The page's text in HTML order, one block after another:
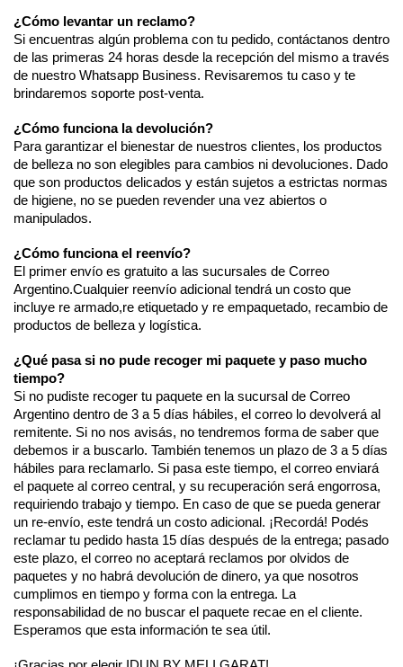
¿Cómo levantar un reclamo?
Si encuentras algún problema con tu pedido, contáctanos dentro
de las primeras 24 horas desde la recepción del mismo a través
de nuestro Whatsapp Business. Revisaremos tu caso y te
brindaremos soporte post-venta.
¿Cómo funciona la devolución?
Para garantizar el bienestar de nuestros clientes, los productos
de belleza no son elegibles para cambios ni devoluciones. Dado
que son productos delicados y están sujetos a estrictas normas
de higiene, no se pueden revender una vez abiertos o
manipulados.
¿Cómo funciona el reenvío?
El primer envío es gratuito a las sucursales de Correo
Argentino.Cualquier reenvío adicional tendrá un costo que
incluye re armado,re etiquetado y re empaquetado, recambio de
productos de belleza y logística.
¿Qué pasa si no pude recoger mi paquete y paso mucho
tiempo?
Si no pudiste recoger tu paquete en la sucursal de Correo
Argentino dentro de 3 a 5 días hábiles, el correo lo devolverá al
remitente. Si no nos avisás, no tendremos forma de saber que
debemos ir a buscarlo. También tenemos un plazo de 3 a 5 días
hábiles para reclamarlo. Si pasa este tiempo, el correo enviará
el paquete al correo central, y su recuperación será engorrosa,
requiriendo trabajo y tiempo. En caso de que se pueda generar
un re-envío, este tendrá un costo adicional. ¡Recordá! Podés
reclamar tu pedido hasta 15 días después de la entrega; pasado
este plazo, el correo no aceptará reclamos por olvidos de
paquetes y no habrá devolución de dinero, ya que nosotros
cumplimos en tiempo y forma con la entrega. La
responsabilidad de no buscar el paquete recae en el cliente.
Esperamos que esta información te sea útil.